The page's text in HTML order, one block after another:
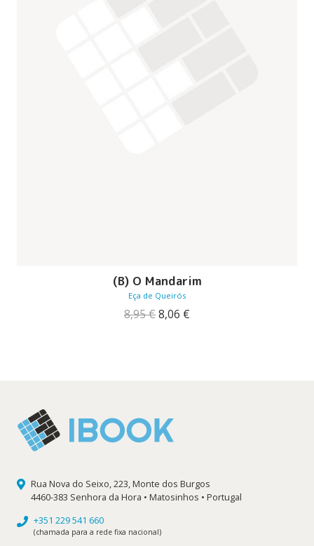
(B) O Mandarim
Eça de Queirós
8,95€O
8,06 €
Rua Nova do Seixo, 223, Monte dos Burgos
4460-383 Senhora da Hora • Matosinhos • Portugal
+351 229 541 660
(chamada para a rede fixa nacional)